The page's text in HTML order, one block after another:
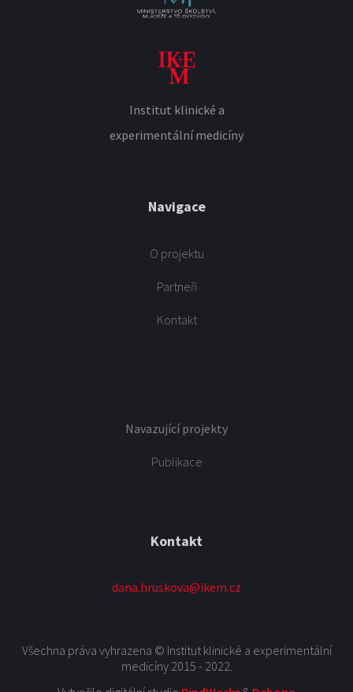
Institut klinické a
experimentální medicíny
Navigace
O projektu
Partneři
Kontakt
Navazující projekty
Publikace
Kontakt
dana.hruskova@ikem.cz
Všechna práva vyhrazena © Institut klinické a experimentální
medicíny 2015 - 2022.